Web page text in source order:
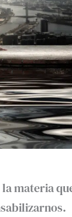
materia